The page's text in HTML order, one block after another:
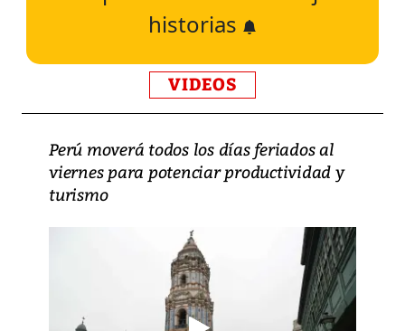
historias
VIDEOS
Perú moverá todos los días feriados al
viernes para potenciar productividad y
turismo